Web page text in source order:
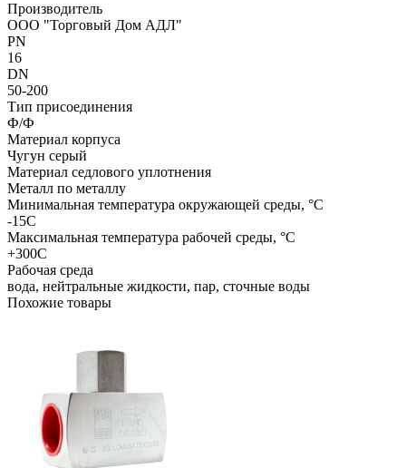
Производитель
ООО "Торговый Дом АДЛ"
PN
16
DN
50-200
Тип присоединения
Ф/Ф
Материал корпуса
Чугун серый
Материал седлового уплотнения
Металл по металлу
Минимальная температура окружающей среды, °C
-15С
Максимальная температура рабочей среды, °C
+300С
Рабочая среда
вода, нейтральные жидкости, пар, сточные воды
Похожие товары